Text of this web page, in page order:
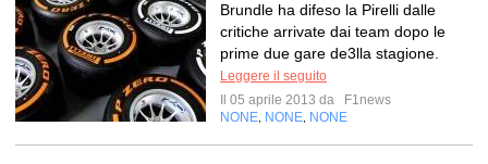
Brundle ha difeso la Pirelli dalle
critiche arrivate dai team dopo le
prime due gare de3lla stagione.
Leggere il seguito
Il 05 aprile 2013 da
F1news
NONE NONE NONE